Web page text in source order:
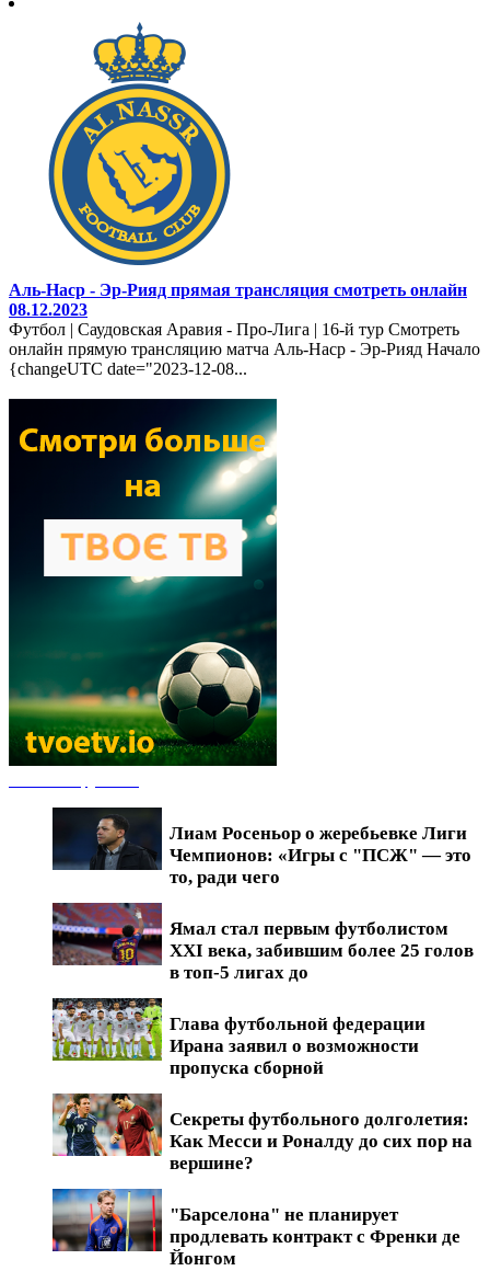
Аль-Наср - Эр-Рияд прямая трансляция смотреть онлайн
08.12.2023
Футбол | Саудовская Аравия - Про-Лига | 16-й тур Смотреть
онлайн прямую трансляцию матча Аль-Наср - Эр-Рияд Начало
{changeUTC date="2023-12-08...
Лиам Росеньор о жеребьевке Лиги
Чемпионов: «Игры с "ПСЖ" — это
то, ради чего
Ямал стал первым футболистом
XXI века, забившим более 25 голов
в топ-5 лигах до
Глава футбольной федерации
Ирана заявил о возможности
пропуска сборной
Секреты футбольного долголетия:
Как Месси и Роналду до сих пор на
вершине?
"Барселона" не планирует
продлевать контракт с Френки де
Йонгом